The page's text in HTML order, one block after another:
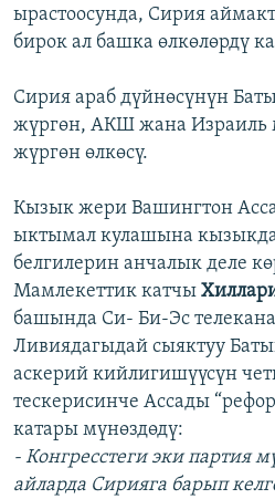
ырастоосунда, Сирия
бирок ал башка өлкөлөрдү
Сирия араб дүйнөсүнүн
жүргөн, АКШ жана Израиль
жүргөн өлкөсү.
Кызык жери Вашингтон
ыктымал кулашына
белгилерин анчалык деле
Мамлекеттик катчы
башында Си- Би-Эс
Ливиядагыдай сыяктуу
аскерий кийлигишүүсүн
тескерисинче Ассады
катары мүнөздөдү:
- Конгресстеги эки партия
айларда Сирияга барып